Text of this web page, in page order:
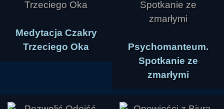
Medytacja Czakry
Trzeciego Oka
Psychomanteum.
Spotkanie ze
zmarłymi